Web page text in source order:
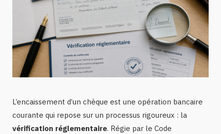
L’encaissement d’un chèque est une opération bancaire
courante qui repose sur un processus rigoureux : la
vérification réglementaire. Régie par le Code